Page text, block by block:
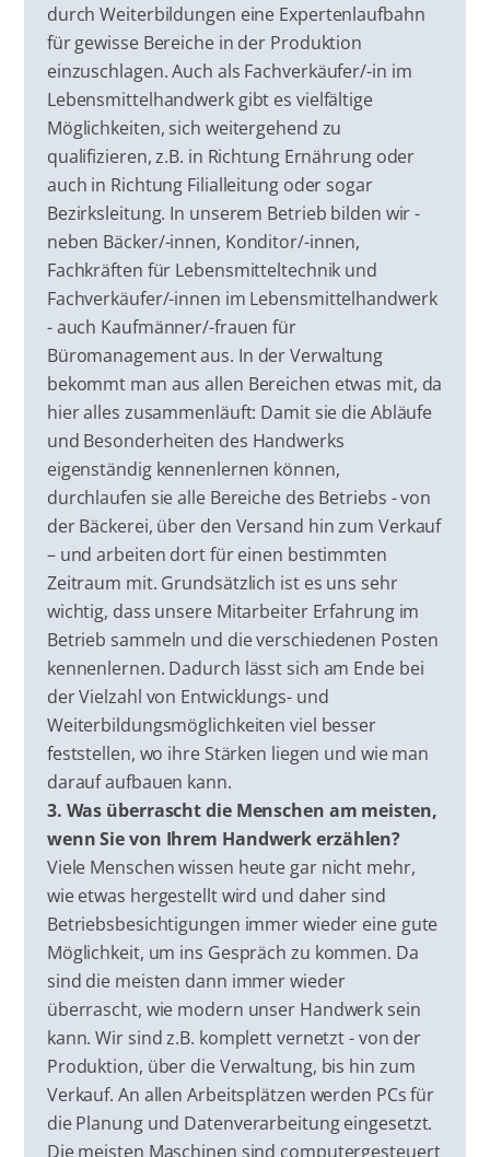
durch Weiterbildungen eine Expertenlaufbahn
für gewisse Bereiche in der Produktion
einzuschlagen. Auch als Fachverkäufer/-in im
Lebensmittelhandwerk gibt es vielfältige
Möglichkeiten, sich weitergehend zu
qualifizieren, z.B. in Richtung Ernährung oder
auch in Richtung Filialleitung oder sogar
Bezirksleitung. In unserem Betrieb bilden wir -
neben Bäcker/-innen, Konditor/-innen,
Fachkräften für Lebensmitteltechnik und
Fachverkäufer/-innen im Lebensmittelhandwerk
- auch Kaufmänner/-frauen für
Büromanagement aus. In der Verwaltung
bekommt man aus allen Bereichen etwas mit, da
hier alles zusammenläuft: Damit sie die Abläufe
und Besonderheiten des Handwerks
eigenständig kennenlernen können,
durchlaufen sie alle Bereiche des Betriebs - von
der Bäckerei, über den Versand hin zum Verkauf
– und arbeiten dort für einen bestimmten
Zeitraum mit. Grundsätzlich ist es uns sehr
wichtig, dass unsere Mitarbeiter Erfahrung im
Betrieb sammeln und die verschiedenen Posten
kennenlernen. Dadurch lässt sich am Ende bei
der Vielzahl von Entwicklungs- und
Weiterbildungsmöglichkeiten viel besser
feststellen, wo ihre Stärken liegen und wie man
darauf aufbauen kann.
3. Was überrascht die Menschen am meisten,
wenn Sie von Ihrem Handwerk erzählen?
Viele Menschen wissen heute gar nicht mehr,
wie etwas hergestellt wird und daher sind
Betriebsbesichtigungen immer wieder eine gute
Möglichkeit, um ins Gespräch zu kommen. Da
sind die meisten dann immer wieder
überrascht, wie modern unser Handwerk sein
kann. Wir sind z.B. komplett vernetzt - von der
Produktion, über die Verwaltung, bis hin zum
Verkauf. An allen Arbeitsplätzen werden PCs für
die Planung und Datenverarbeitung eingesetzt.
Die meisten Maschinen sind computergesteuert